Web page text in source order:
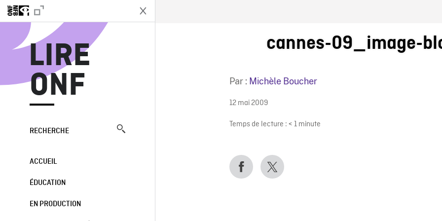
LIRE
ONF
RECHERCHE
ACCUEIL
ÉDUCATION
EN PRODUCTION
LIRE ONF
cannes-09_image-
Par : Michèle Boucher
12 mai 2009
Temps de lecture : < 1 minute